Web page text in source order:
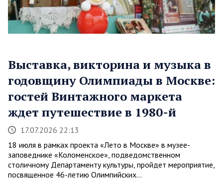
Выставка, викторина и музыка в
годовщину Олимпиады в Москве:
гостей Винтажного маркета
ждет путешествие в 1980-й
17.07.2026 22:13
18 июля в рамках проекта «Лето в Москве» в музее-
заповеднике «Коломенское», подведомственном
столичному Департаменту культуры, пройдет мероприятие,
посвященное 46-летию Олимпийских…